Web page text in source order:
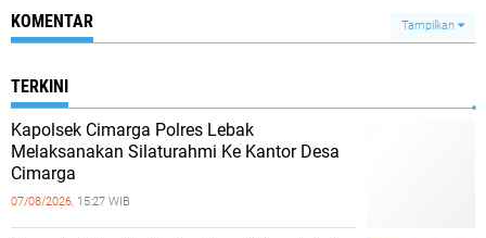
KOMENTAR Tampilkan
TERKINI
Kapolsek Cimarga Polres Lebak
Melaksanakan Silaturahmi Ke Kantor Desa
Cimarga
07/08/2026, 15:27 WIB